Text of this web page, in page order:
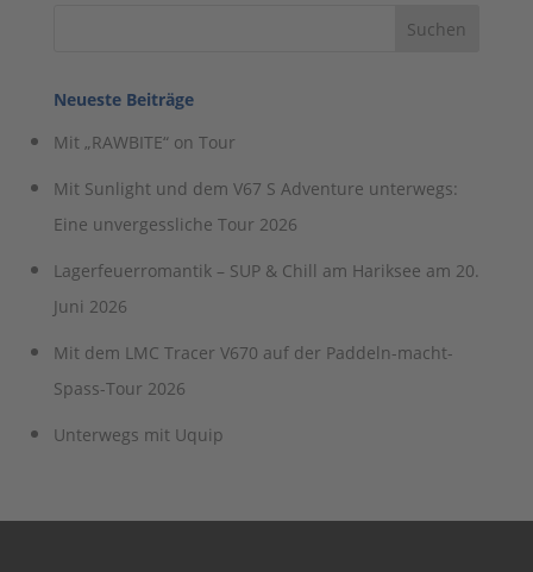
Neueste Beiträge
Mit „RAWBITE“ on Tour
Mit Sunlight und dem V67 S Adventure unterwegs:
Eine unvergessliche Tour 2026
Lagerfeuerromantik – SUP & Chill am Hariksee am 20.
Juni 2026
Mit dem LMC Tracer V670 auf der Paddeln-macht-
Spass-Tour 2026
Unterwegs mit Uquip